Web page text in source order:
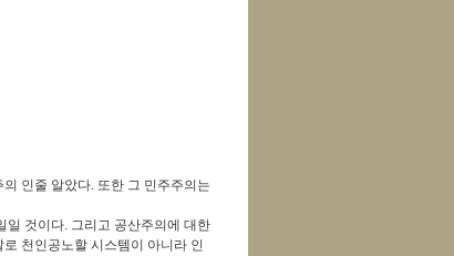
인줄 알았다. 또한 그 민주주의는
일 것이다. 그리고 공산주의에 대한
천인공노할 시스템이 아니라 인